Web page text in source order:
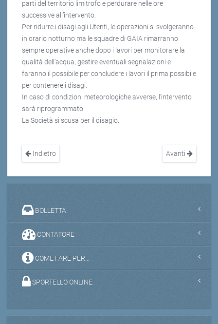
parti del territorio limitrofo e perdurare nelle ore
successive all’intervento.
Per ridurre i disagi agli Utenti, le operazioni si svolgeranno
in orario notturno ma le squadre di GAIA rimarranno
sempre operative anche dopo i lavori per monitorare la
qualità dell’acqua, gestire eventuali segnalazioni e
faranno il possibile per concludere i lavori il prima possibile
per contenere i disagi.
In caso di condizioni meteorologiche avverse, l'intervento
sarà riprogrammato.
La Società si scusa per il disagio.
Indietro Avanti
BOLLETTA
CONTATORE
COME FARE PER...
SPORTELLO ONLINE